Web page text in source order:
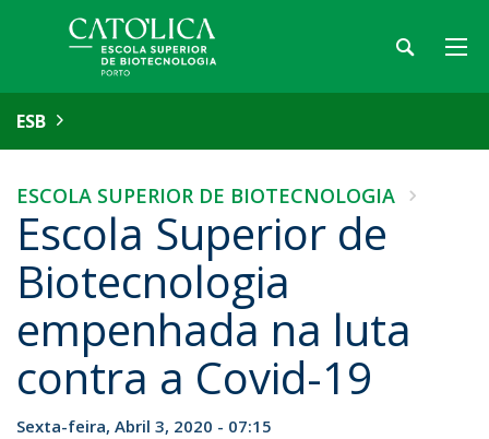
ESB
ESCOLA SUPERIOR DE BIOTECNOLOGIA
Escola Superior de
Biotecnologia
empenhada na luta
contra a Covid-19
Sexta-feira, Abril 3, 2020 - 07:15